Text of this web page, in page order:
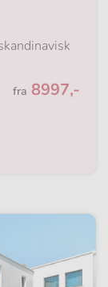
Fra
fra 8997,-